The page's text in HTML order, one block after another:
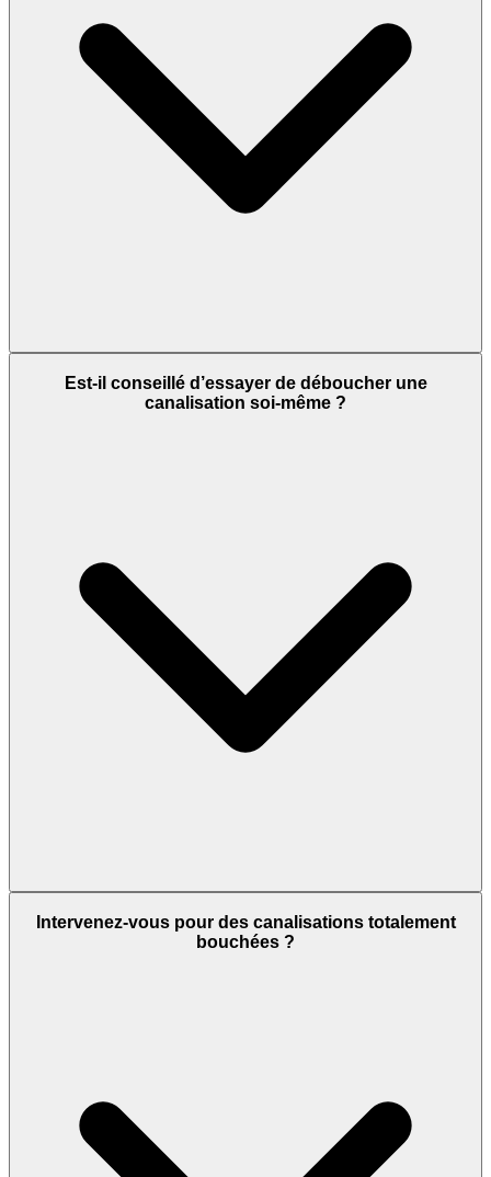
Est-il conseillé d’essayer de déboucher une
canalisation soi-même ?
Intervenez-vous pour des canalisations totalement
bouchées ?